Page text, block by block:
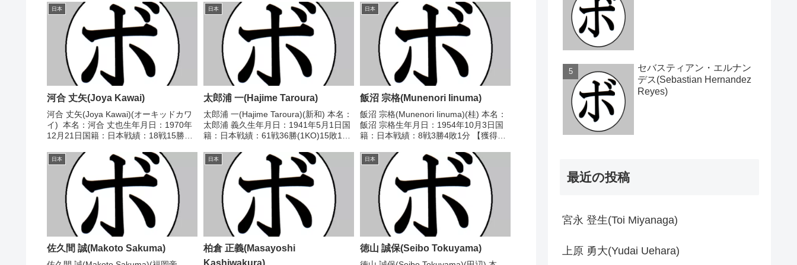
日本
河合 丈矢(Joya Kawai)
河合 丈矢(Joya Kawai)(オーキッドカワ
イ) 本名：河合 丈也生年月日：1970年
12月21日国籍：日本戦績：18戦15勝
スーパーウェルター級王座第26代日本ス
ーパーウェルター級王座...
日本
太郎浦 一(Hajime Taroura)
太郎浦 一(Hajime Taroura)(新和) 本名：
太郎浦 義久生年月日：1941年5月1日国
籍：日本戦績：61戦36勝(1KO)15敗10
ンタム級新人王チャンピオンスカウトA
級トーナメントバン...
日本
飯沼 宗格(Munenori Iinuma)
飯沼 宗格(Munenori Iinuma)(桂) 本名：
飯沼 宗格生年月日：1954年10月3日国
籍：日本戦績：8戦3勝4敗1分 【獲得タ
●1RKO 新立 和之(京拳)1974/07/04
●3...
日本
佐久間 誠(Makoto Sakuma)
日本
柏倉 正義(Masayoshi
Kashiwakura)
日本
徳山 誠保(Seibo Tokuyama)
セバスティアン・エルナン
デス(Sebastian Hernandez
Reyes)
最近の投稿
宮永 登生(Toi Miyanaga)
上原 勇大(Yudai Uehara)